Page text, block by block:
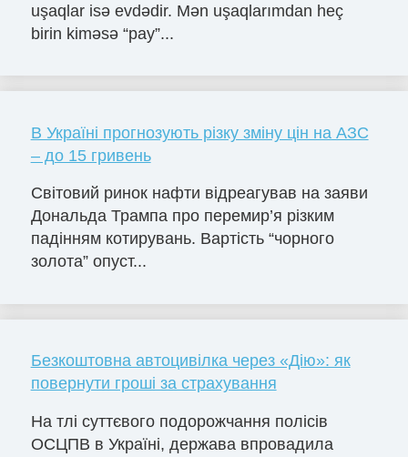
uşaqlar isə evdədir. Mən uşaqlarımdan heç
birin kiməsə “pay”...
В Україні прогнозують різку зміну цін на АЗС
– до 15 гривень
Світовий ринок нафти відреагував на заяви
Дональда Трампа про перемир’я різким
падінням котирувань. Вартість “чорного
золота” опуст...
Безкоштовна автоцивілка через «Дію»: як
повернути гроші за страхування
На тлі суттєвого подорожчання полісів
ОСЦПВ в Україні, держава впровадила